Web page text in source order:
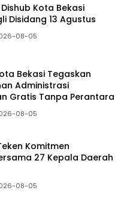
Kota Bekasi
Disidang 13 Agustus
08-05
Bekasi Tegaskan
Administrasi
Gratis Tanpa Perantara
08-05
Komitmen
27 Kepala Daerah
08-05